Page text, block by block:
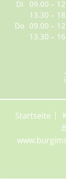
Di
09.00 –
13.30 –
Do 09.00 –
13.30 –
Startseite